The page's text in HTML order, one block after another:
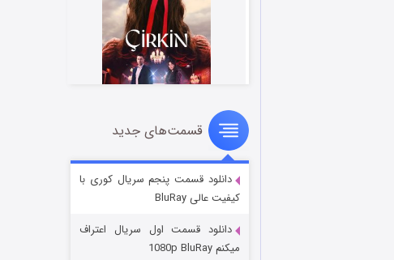
سریال زشت
قسمت۲ (زیرنویس) منتشر شد
قسمت‌های جدید
دانلود قسمت پنجم سریال کوری با
کیفیت عالی BluRay
دانلود قسمت اول سریال اعتراف
میکنم 1080p BluRay